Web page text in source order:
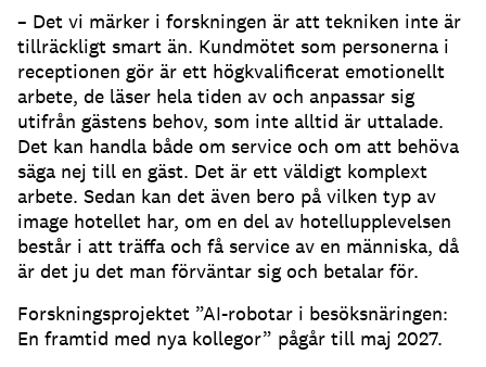
– Det vi märker i forskningen är att tekniken inte är
tillräckligt smart än. Kundmötet som personerna i
receptionen gör är ett högkvalificerat emotionellt
arbete, de läser hela tiden av och anpassar sig
utifrån gästens behov, som inte alltid är uttalade.
Det kan handla både om service och om att behöva
säga nej till en gäst. Det är ett väldigt komplext
arbete. Sedan kan det även bero på vilken typ av
image hotellet har, om en del av hotellupplevelsen
består i att träffa och få service av en människa, då
är det ju det man förväntar sig och betalar för.
Forskningsprojektet ”AI-robotar i besöksnäringen:
En framtid med nya kollegor” pågår till maj 2027.